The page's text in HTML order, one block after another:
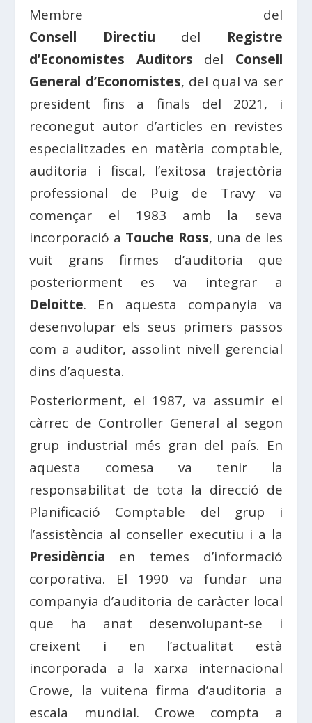
Membre del
Consell
Directiu del Registre
d’Economistes Auditors del Consell
General d’Economistes, del qual va ser
president fins a finals del 2021, i
reconegut autor d’articles en revistes
especialitzades en matèria comptable,
auditoria i fiscal, l’exitosa trajectòria
professional de Puig de Travy va
començar el 1983 amb la seva
incorporació a Touche Ross, una de les
vuit grans firmes d’auditoria que
posteriorment es va integrar a
Deloitte. En aquesta companyia va
desenvolupar els seus primers passos
com a auditor, assolint nivell gerencial
dins d’aquesta.
Posteriorment, el 1987, va assumir el
càrrec de Controller General al segon
grup industrial més gran del país. En
aquesta comesa va tenir la
responsabilitat de tota la direcció de
Planificació Comptable del grup i
l’assistència al conseller executiu i a la
Presidència
en temes d’informació
corporativa. El 1990 va fundar una
companyia d’auditoria de caràcter local
que ha anat desenvolupant-se i
creixent i en l’actualitat està
incorporada a la xarxa internacional
Crowe, la vuitena firma d’auditoria a
escala mundial. Crowe compta a